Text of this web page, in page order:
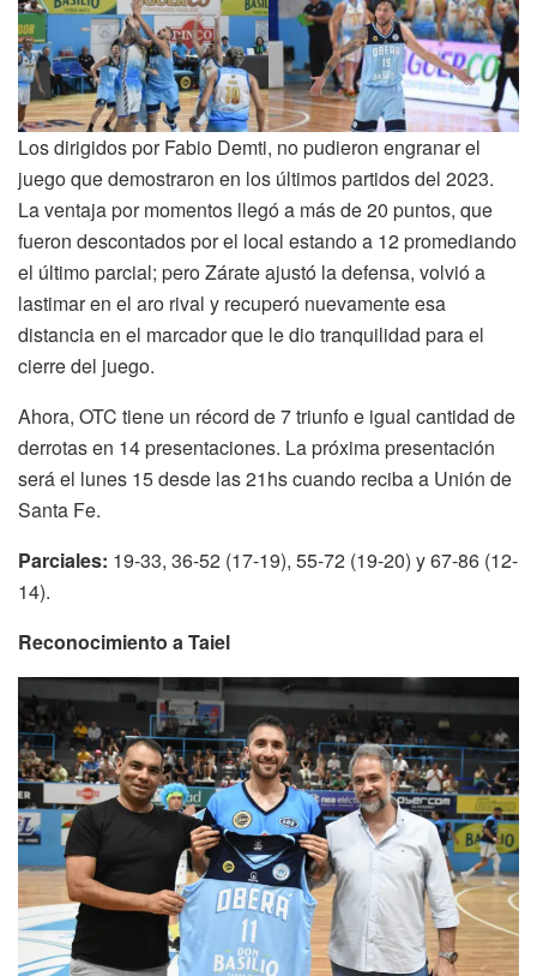
Los dirigidos por Fabio Demti, no pudieron engranar el
juego que demostraron en los últimos partidos del 2023.
La ventaja por momentos llegó a más de 20 puntos, que
fueron descontados por el local estando a 12 promediando
el último parcial; pero Zárate ajustó la defensa, volvió a
lastimar en el aro rival y recuperó nuevamente esa
distancia en el marcador que le dio tranquilidad para el
cierre del juego.
Ahora, OTC tiene un récord de 7 triunfo e igual cantidad de
derrotas en 14 presentaciones. La próxima presentación
será el lunes 15 desde las 21hs cuando reciba a Unión de
Santa Fe.
Parciales: 19-33, 36-52 (17-19), 55-72 (19-20) y 67-86 (12-
14).
Reconocimiento a Taiel